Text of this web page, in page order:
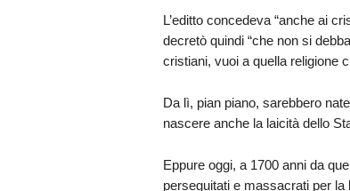
L’editto concedeva “anche ai
decretò quindi “che non si
cristiani, vuoi a quella religione
Da lì, pian piano, sarebbero
nascere anche la laicità dello
Eppure oggi, a 1700 anni da
perseguitati e massacrati per